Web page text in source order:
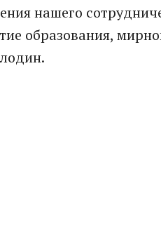
нашего
образования,